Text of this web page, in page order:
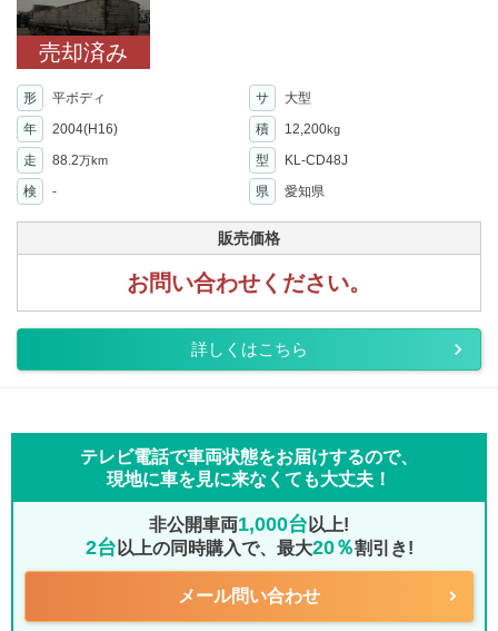
売却済み
形 平ボディ サ
大型
年
2004(H16) 積 12,200kg
走 88.2万km 型
KL-CD48J
検
- 県 愛知県
販売価格
お問い合わせください。
詳しくはこちら
テレビ電話で車両状態をお届けするので、
現地に車を見に来なくても大丈夫！
非公開車両1,000台 以上!
2台 以上の同時購入で、最大20％割引き!
メール問い合わせ